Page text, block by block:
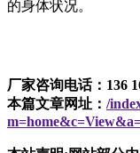
的身体状况。
厂家咨询电话：136
本篇文章网址： /